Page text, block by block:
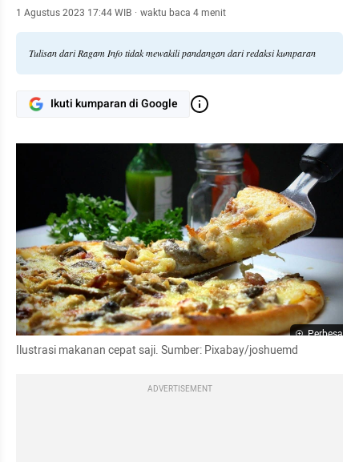
1 Agustus 2023 17:44 WIB · waktu baca 4 menit
Tulisan dari Ragam Info tidak mewakili pandangan dari redaksi kumparan
Ikuti kumparan di Google
Perbesar
Ilustrasi makanan cepat saji. Sumber: Pixabay/joshuemd
ADVERTISEMENT